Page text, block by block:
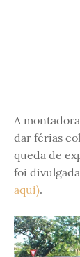
A
dar férias
queda de
foi
aqui).